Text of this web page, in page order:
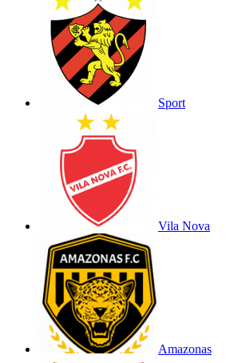
Sport
Vila Nova
Amazonas